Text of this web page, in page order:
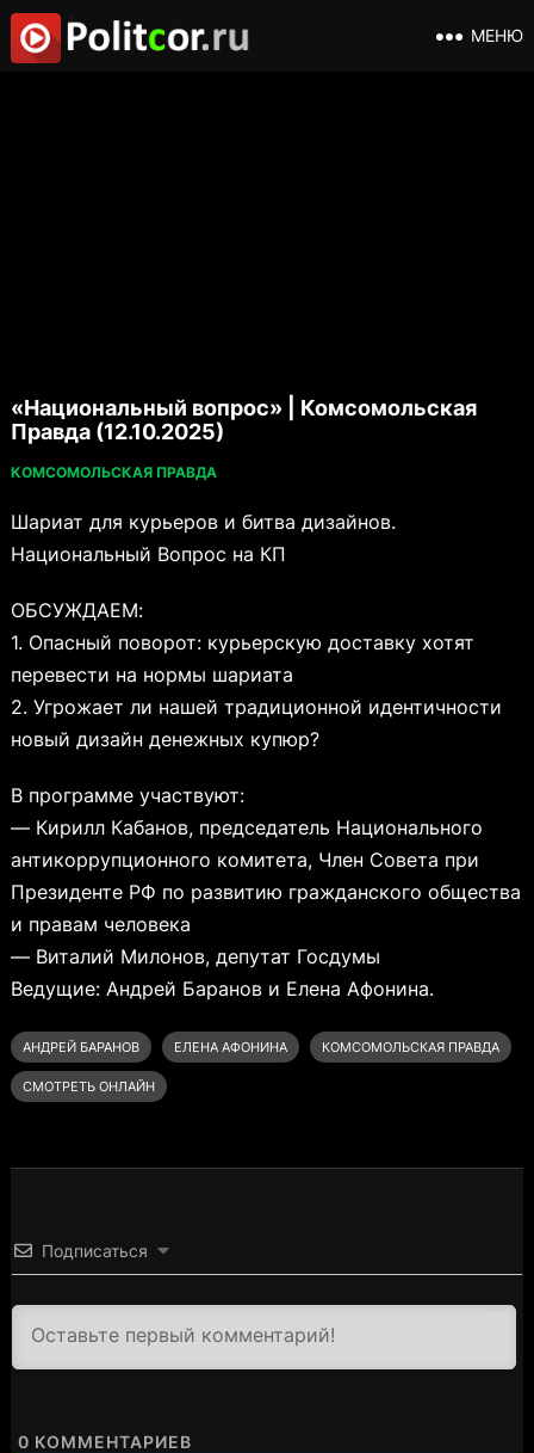
МЕНЮ
«Национальный вопрос» | Комсомольская
Правда (12.10.2025)
КОМСОМОЛЬСКАЯ ПРАВДА
Шариат для курьеров и битва дизайнов.
Национальный Вопрос на КП
ОБСУЖДАЕМ:
1. Опасный поворот: курьерскую доставку хотят
перевести на нормы шариата
2. Угрожает ли нашей традиционной идентичности
новый дизайн денежных купюр?
В программе участвуют:
— Кирилл Кабанов, председатель Национального
антикоррупционного комитета, Член Совета при
Президенте РФ по развитию гражданского общества
и правам человека
— Виталий Милонов, депутат Госдумы
Ведущие: Андрей Баранов и Елена Афонина.
АНДРЕЙ БАРАНОВ ЕЛЕНА АФОНИНА КОМСОМОЛЬСКАЯ ПРАВДА
СМОТРЕТЬ ОНЛАЙН
Подписаться
0 КОММЕНТАРИЕВ